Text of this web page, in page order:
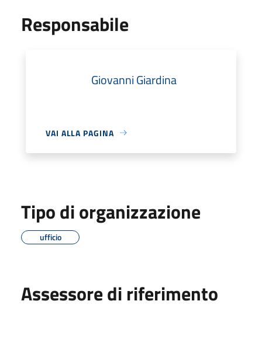
Responsabile
Giovanni Giardina
VAI ALLA PAGINA
Tipo di organizzazione
ufficio
Assessore di riferimento